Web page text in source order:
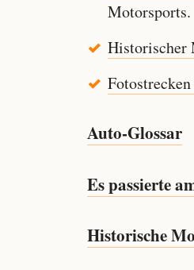
Motorsports.
Historischer
Auto-Glossar
Es passierte
Historische